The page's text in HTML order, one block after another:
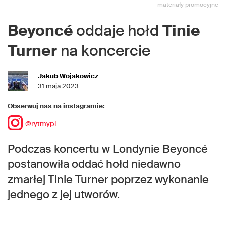
materiały promocyjne
Beyoncé oddaje hołd Tinie
Turner na koncercie
Jakub Wojakowicz
31 maja 2023
Obserwuj nas na instagramie:
@rytmypl
Podczas koncertu w Londynie Beyoncé
postanowiła oddać hołd niedawno
zmarłej Tinie Turner poprzez wykonanie
jednego z jej utworów.